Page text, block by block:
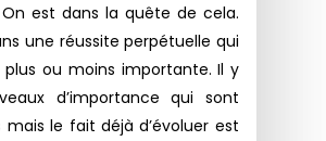
est dans la quête de cela.
une réussite perpétuelle qui
ou moins importante. Il y
d’importance qui sont
le fait déjà d’évoluer est